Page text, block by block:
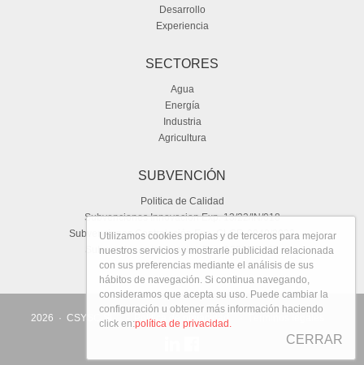
Desarrollo
Experiencia
SECTORES
Agua
Energía
Industria
Agricultura
SUBVENCIÓN
Politica de Calidad
Subvenciones Innovacion Exp. 13/22/IN/018
Subvenciones Contratación Exp. CI-CR-0940/2023
Subvenciones Innovacion Exp. 1322FIE462
2026 · CSYSC SL · Política de privacidad
Utilizamos cookies propias y de terceros para mejorar
nuestros servicios y mostrarle publicidad relacionada
con sus preferencias mediante el análisis de sus
hábitos de navegación. Si continua navegando,
consideramos que acepta su uso. Puede cambiar la
configuración u obtener más información haciendo
click en:política de privacidad.
CERRAR